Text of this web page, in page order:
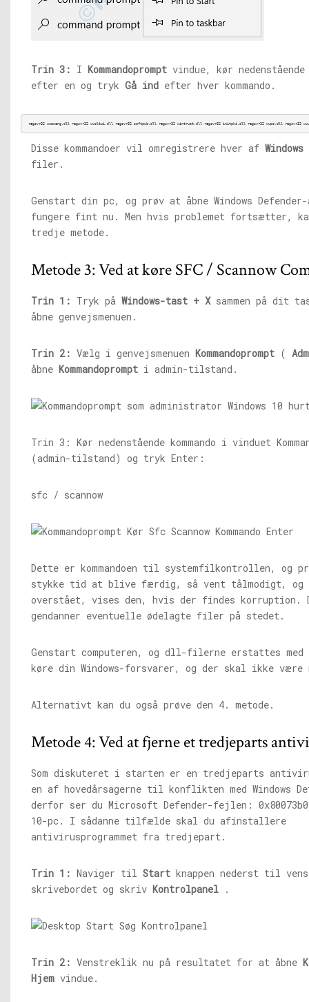
Trin 3: I Kommandoprompt vindue, kør nedenstående
efter en og tryk Gå ind efter hver kommando.
regsvr32 wuaueng.dll regsvr32 wucltui.dll regsvr32 softpub.dll regsvr32 wintrust.dll regsvr32 initpki.dll regsvr32 wups.dll regsvr32
Disse kommandoer vil omregistrere hver af
filer.
Genstart din pc, og prøv at åbne Windows
fungere fint nu. Men hvis problemet fortsætter,
tredje metode.
Metode 3: Ved at køre SFC / Scannow
Trin 1: Tryk på Windows-tast + Xsammen på dit
åbne genvejsmenuen.
Trin 2: Vælg i genvejsmenuen Kommandoprompt (
åbne Kommandoprompt i admin-tilstand.
Trin 3: Kør nedenstående kommando i vinduet
(admin-tilstand) og tryk Enter:
sfc / scannow
Dette er kommandoen til systemfilkontrollen, og
stykke tid at blive færdig, så vent tålmodigt, og
overstået, vises den, hvis der findes korruption.
gendanner eventuelle ødelagte filer på stedet.
Genstart computeren, og dll-filerne erstattes med
køre din Windows-forsvarer, og der skal ikke være
Alternativt kan du også prøve den 4. metode.
Metode 4: Ved at fjerne et tredjeparts
Som diskuteret i starten er en tredjeparts
en af ​​hovedårsagerne til konflikten med Windows
derfor ser du Microsoft Defender-fejlen:
10-pc. I sådanne tilfælde skal du afinstallere
antivirusprogrammet fra tredjepart.
Trin 1: Naviger til Start knappen nederst til
skrivebordet og skriv Kontrolpanel .
Trin 2: Venstreklik nu på resultatet for at åbne
Hjem vindue.